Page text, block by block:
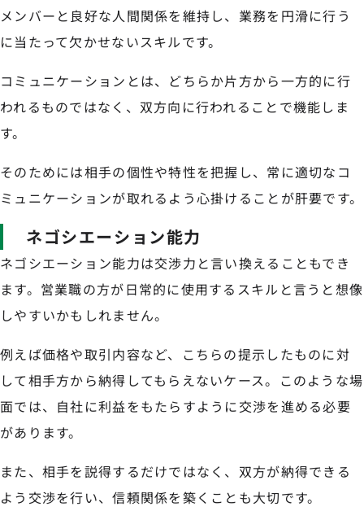
メンバーと良好な人間関係を維持し、業務を円滑に行う
に当たって欠かせないスキルです。
コミュニケーションとは、どちらか片方から一方的に行
われるものではなく、双方向に行われることで機能しま
す。
そのためには相手の個性や特性を把握し、常に適切なコ
ミュニケーションが取れるよう心掛けることが肝要です。
ネゴシエーション能力
ネゴシエーション能力は交渉力と言い換えることもでき
ます。営業職の方が日常的に使用するスキルと言うと想像
しやすいかもしれません。
例えば価格や取引内容など、こちらの提示したものに対
して相手方から納得してもらえないケース。このような場
面では、自社に利益をもたらすように交渉を進める必要
があります。
また、相手を説得するだけではなく、双方が納得できる
よう交渉を行い、信頼関係を築くことも大切です。